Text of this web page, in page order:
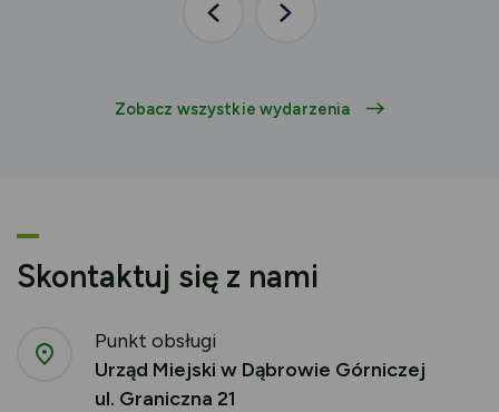
PoprzedniaNastępna
Zobacz wszystkie wydarzenia
Skontaktuj się z nami
Punkt obsługi
Urząd Miejski w Dąbrowie Górniczej
ul. Graniczna 21